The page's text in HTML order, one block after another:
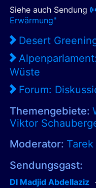
Siehe auch Sendung
Erwärmung"
Desert
Wüste
Forum:
Themengebiete:
Viktor
Moderator:
Sendungsgast:
DI Madjid Abdellaziz